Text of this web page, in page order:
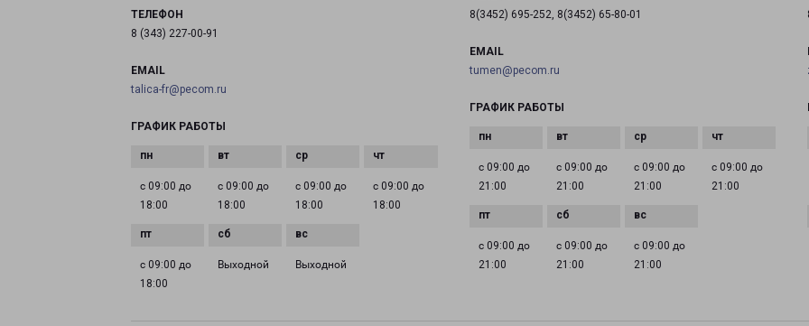
ТЕЛЕФОН
8 (343) 227-00-91
EMAIL
talica-fr@pecom.ru
ГРАФИК РАБОТЫ
с 09:00 до
18:00
с 09:00 до
18:00
с 09:00 до
18:00
с 09:00 до
18:00
с 09:00 до
18:00
Выходной Выходной
8(3452) 695-252, 8(3452) 65-80-01
EMAIL
tumen@pecom.ru
ГРАФИК РАБОТЫ
с 09:00 до
21:00
с 09:00 до
21:00
с 09:00 до
21:00
с 09:00 до
21:00
с 09:00 до
21:00
с 09:00 до
21:00
с 09:00 до
21:00